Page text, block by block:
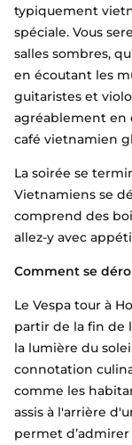
typiquement
spéciale. Vous
salles sombres,
en écoutant les
guitaristes et
agréablement en
café vietnamien
La soirée se
Vietnamiens se
comprend des
allez-y avec
Comment se
Le Vespa tour à
partir de la fin de
la lumière du
connotation
comme les
assis à l'arrière
permet